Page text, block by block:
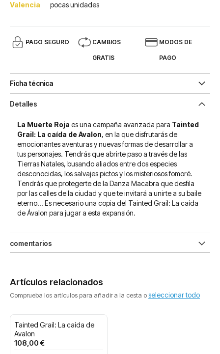
Valencia pocas unidades
PAGO SEGURO CAMBIOS
GRATIS
MODOS DE
PAGO
Ficha técnica
Detalles
La Muerte Roja es una campaña avanzada para Tainted
Grail: La caída de Avalon, en la que disfrutarás de
emocionantes aventuras y nuevas formas de desarrollar a
tus personajes. Tendrás que abrirte paso a través de las
Tierras Natales, busando aliados entre dos especies
desconocidas, los salvajes pictos y los misteriosos fomoré.
Tendrás que protegerte de la Danza Macabra que desfila
por las calles de la ciudad y que te invitará a unirte a su baile
eterno... Es necesario una copia del Tainted Grail: La caída
de Ávalon para jugar a esta expansión.
comentarios
Artículos relacionados
Comprueba los artículos para añadir a la cesta oseleccionar todo
Tainted Grail: La caída de
Avalon
108,00 €